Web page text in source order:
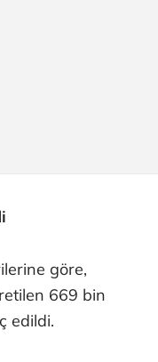
göre,
669 bin
edildi.